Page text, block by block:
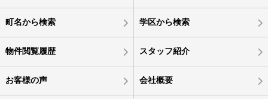
町名から検索 学区から検索
物件閲覧履歴 スタッフ紹介
お客様の声 会社概要